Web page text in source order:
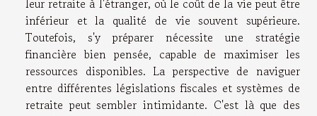
leur retraite à l'étranger, où le coût de la vie peut être
inférieur et la qualité de vie souvent supérieure.
Toutefois, s'y préparer nécessite une stratégie
financière bien pensée, capable de maximiser les
ressources disponibles. La perspective de naviguer
entre différentes législations fiscales et systèmes de
retraite peut sembler intimidante. C'est là que des